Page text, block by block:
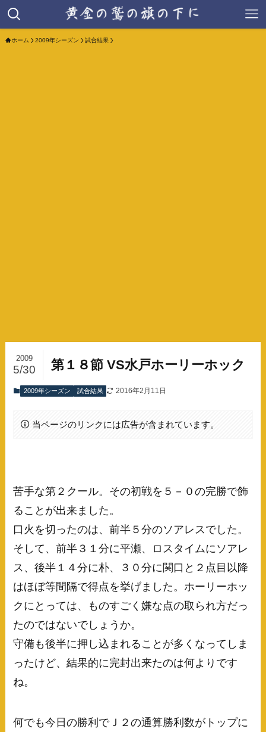
ホーム 2009年シーズン 試合結果
第１８節 VS水戸ホーリーホック
2009
5/30
2009年シーズン 試合結果 2016年2月11日
当ページのリンクには広告が含まれています。
苦手な第２クール。その初戦を５－０の完勝で飾
ることが出来ました。
口火を切ったのは、前半５分のソアレスでした。
そして、前半３１分に平瀬、ロスタイムにソアレ
ス、後半１４分に朴、３０分に関口と２点目以降
はほぼ等間隔で得点を挙げました。ホーリーホッ
クにとっては、ものすごく嫌な点の取られ方だっ
たのではないでしょうか。
守備も後半に押し込まれることが多くなってしま
ったけど、結果的に完封出来たのは何よりです
ね。
何でも今日の勝利でＪ２の通算勝利数がトップに